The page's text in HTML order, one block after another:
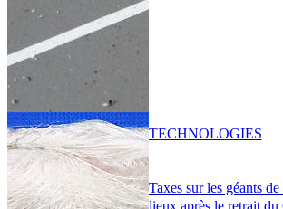
Taxes sur les géants
TECHNOLOGIES